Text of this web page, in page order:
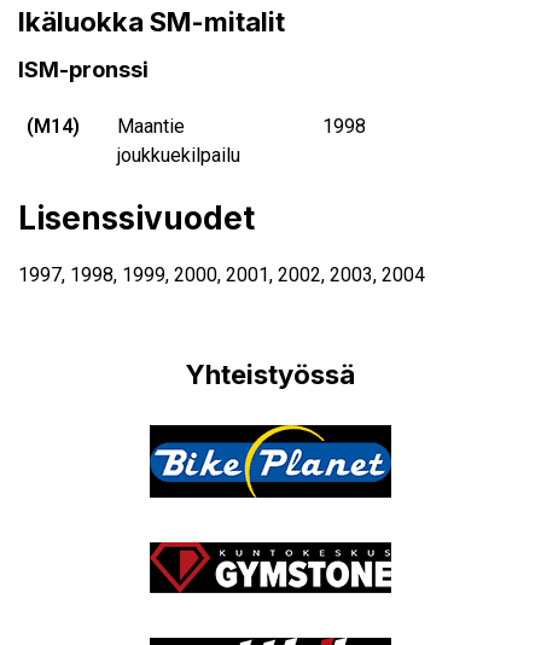
Ikäluokka SM-mitalit
ISM-pronssi
(M14)
Maantie
joukkuekilpailu
1998
Lisenssivuodet
1997, 1998, 1999, 2000, 2001, 2002, 2003, 2004
Yhteistyössä